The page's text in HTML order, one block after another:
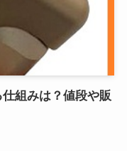
組みは？値段や販